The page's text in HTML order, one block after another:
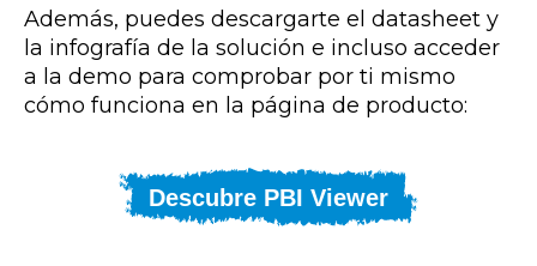
Además, puedes descargarte el datasheet y
la infografía de la solución e incluso acceder
a la demo para comprobar por ti mismo
cómo funciona en la página de producto:
Descubre PBI Viewer